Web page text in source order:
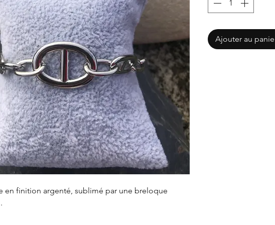
en finition argenté, sublimé par une breloque
Ajouter au